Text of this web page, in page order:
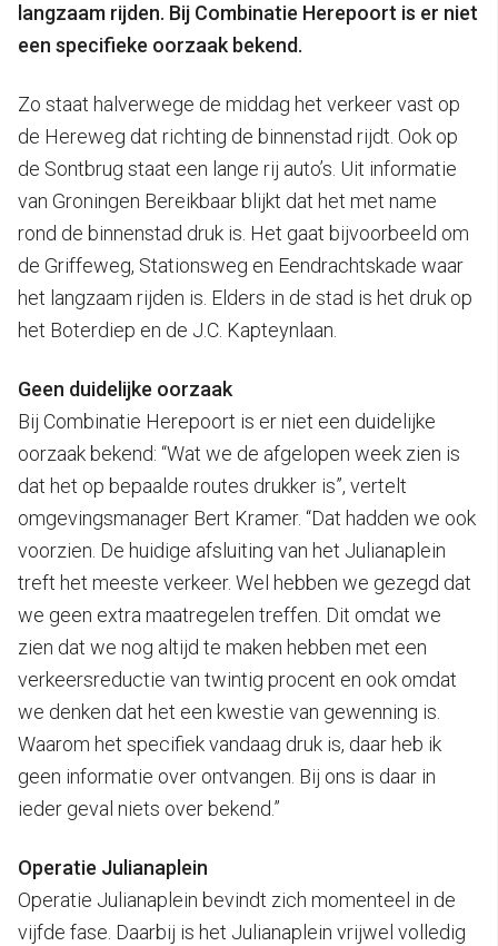
langzaam rijden. Bij Combinatie Herepoort is er niet
een specifieke oorzaak bekend.
Zo staat halverwege de middag het verkeer vast op
de Hereweg dat richting de binnenstad rijdt. Ook op
de Sontbrug staat een lange rij auto’s. Uit informatie
van Groningen Bereikbaar blijkt dat het met name
rond de binnenstad druk is. Het gaat bijvoorbeeld om
de Griffeweg, Stationsweg en Eendrachtskade waar
het langzaam rijden is. Elders in de stad is het druk op
het Boterdiep en de J.C. Kapteynlaan.
Geen duidelijke oorzaak
Bij Combinatie Herepoort is er niet een duidelijke
oorzaak bekend: “Wat we de afgelopen week zien is
dat het op bepaalde routes drukker is”, vertelt
omgevingsmanager Bert Kramer. “Dat hadden we ook
voorzien. De huidige afsluiting van het Julianaplein
treft het meeste verkeer. Wel hebben we gezegd dat
we geen extra maatregelen treffen. Dit omdat we
zien dat we nog altijd te maken hebben met een
verkeersreductie van twintig procent en ook omdat
we denken dat het een kwestie van gewenning is.
Waarom het specifiek vandaag druk is, daar heb ik
geen informatie over ontvangen. Bij ons is daar in
ieder geval niets over bekend.”
Operatie Julianaplein
Operatie Julianaplein bevindt zich momenteel in de
vijfde fase. Daarbij is het Julianaplein vrijwel volledig